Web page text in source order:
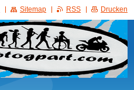
Sitemap RSS Drucken